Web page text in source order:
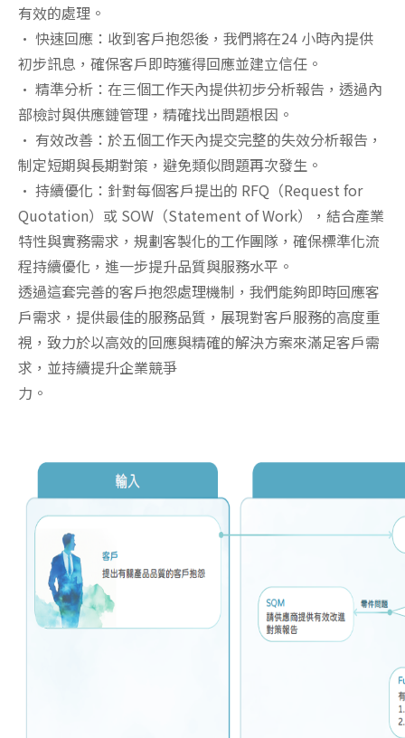
有效的處理。
• 快速回應：收到客戶抱怨後，我們將在24 小時內提供
初步訊息，確保客戶即時獲得回應並建立信任。
• 精準分析：在三個工作天內提供初步分析報告，透過內
部檢討與供應鏈管理，精確找出問題根因。
• 有效改善：於五個工作天內提交完整的失效分析報告，
制定短期與長期對策，避免類似問題再次發生。
• 持續優化：針對每個客戶提出的 RFQ（Request for
Quotation）或 SOW（Statement of Work），結合產業
特性與實務需求，規劃客製化的工作團隊，確保標準化流
程持續優化，進一步提升品質與服務水平。
透過這套完善的客戶抱怨處理機制，我們能夠即時回應客
戶需求，提供最佳的服務品質，展現對客戶服務的高度重
視，致力於以高效的回應與精確的解決方案來滿足客戶需
求，並持續提升企業競爭
力。